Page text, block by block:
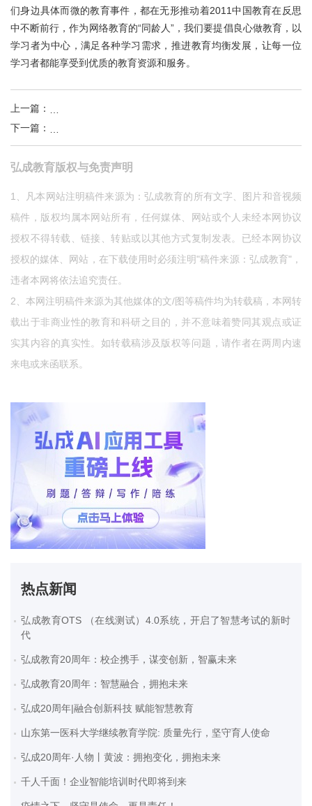
们身边具体而微的教育事件，都在无形推动着2011中国教育在反思
中不断前行，作为网络教育的“同龄人”，我们要提倡良心做教育，以
学习者为中心，满足各种学习需求，推进教育均衡发展，让每一位
学习者都能享受到优质的教育资源和服务。
上一篇 ：
下一篇 ：
弘成教育版权与免责声明
1、凡本网站注明稿件来源为：弘成教育的所有文字、图片和音视频
稿件，版权均属本网站所有，任何媒体、网站或个人未经本网协议
授权不得转载、链接、转贴或以其他方式复制发表。已经本网协议
授权的媒体、网站，在下载使用时必须注明"稿件来源：弘成教育"，
违者本网将依法追究责任。
2、本网注明稿件来源为其他媒体的文/图等稿件均为转载稿，本网转
载出于非商业性的教育和科研之目的，并不意味着赞同其观点或证
实其内容的真实性。如转载稿涉及版权等问题，请作者在两周内速
来电或来函联系。
热点新闻
弘成教育OTS （在线测试）4.0系统，开启了智慧考试的新时
代
弘成教育20周年：校企携手，谋变创新，智赢未来
弘成教育20周年：智慧融合，拥抱未来
弘成20周年|融合创新科技 赋能智慧教育
山东第一医科大学继续教育学院: 质量先行，坚守育人使命
弘成20周年·人物丨黄波：拥抱变化，拥抱未来
千人千面！企业智能培训时代即将到来